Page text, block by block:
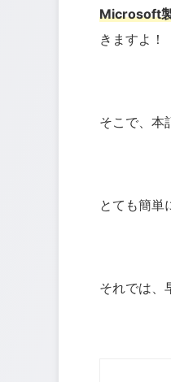
Microsoft
きますよ！
そこで、本
とても簡単
それでは、